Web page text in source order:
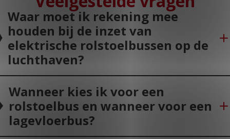
Waar moet ik rekening mee
houden bij de inzet van
elektrische rolstoelbussen op de
luchthaven?
Wanneer kies ik voor een
rolstoelbus en wanneer voor een
lagevloerbus?